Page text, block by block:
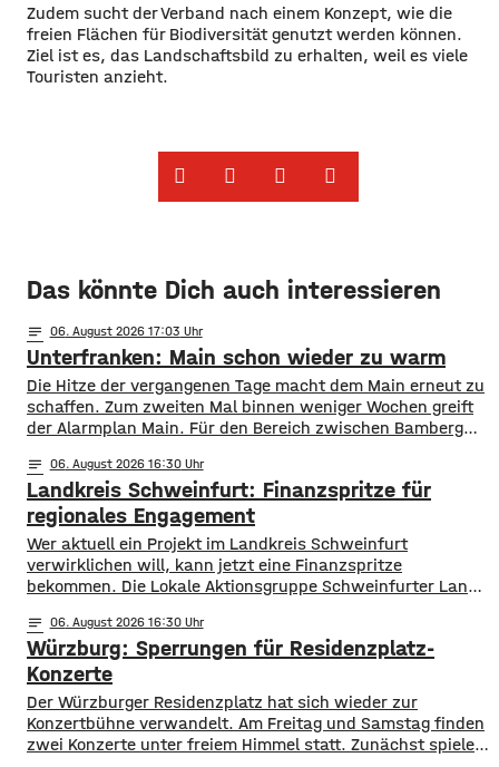
Zudem sucht der Verband nach einem Konzept, wie die
freien Flächen für Biodiversität genutzt werden können.
Ziel ist es, das Landschaftsbild zu erhalten, weil es viele
Touristen anzieht.
Das könnte Dich auch interessieren
notes 06. August 2026 17:03
Unterfranken: Main schon wieder zu warm
Die Hitze der vergangenen Tage macht dem Main erneut zu
schaffen. Zum zweiten Mal binnen weniger Wochen greift
der Alarmplan Main. Für den Bereich zwischen Bamberg
mainabwärts die zweite von drei Warnstufen. Zwar gibt es
aktuell mit dem Sauerstoffgehalt im Wasser noch keine
Probleme, allerdings ist die Wassertemperatur
notes 06. August 2026 16:30
Landkreis Schweinfurt: Finanzspritze für
regionales Engagement
Wer aktuell ein Projekt im Landkreis Schweinfurt
verwirklichen will, kann jetzt eine Finanzspritze
bekommen. Die Lokale Aktionsgruppe Schweinfurter Land
Bewerben können sich Bürger, Vereine und Organisationen.
Die Projekte sollen den Entwicklungszielen des Landkreises
dienen und das Bürgerengagement des Schweinfurter
Lands stärken. Die Entwicklungsziele sind:
Daseinsvorsorge, sozialer Zusammenhalt,
notes 06. August 2026 16:30
Würzburg: Sperrungen für Residenzplatz-
Konzerte
Der Würzburger Residenzplatz hat sich wieder zur
Konzertbühne verwandelt. Am Freitag und Samstag finden
zwei Konzerte unter freiem Himmel statt. Zunächst spielen